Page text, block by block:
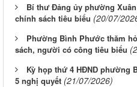
Bí thư Đảng ủy phường
chính sách tiêu biểu (20/07/
Phường Bình Phước thăm
sách, người có công tiêu biểu
Kỳ họp thứ 4 HĐND phường
5 nghị quyết (21/07/2026)